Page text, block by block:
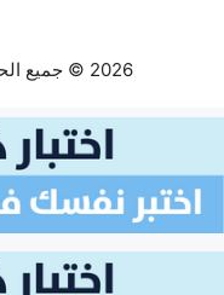
2026 © جميع الحقوق محفوظة أكاديمية نيرونت